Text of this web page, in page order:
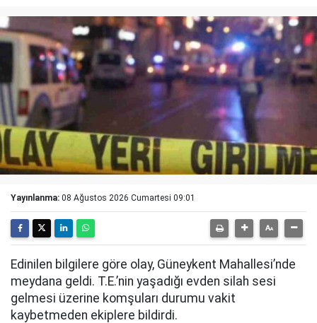
Yayınlanma: 08 Ağustos 2026 Cumartesi 09:01
Edinilen bilgilere göre olay, Güneykent Mahallesi’nde
meydana geldi. T.E.’nin yaşadığı evden silah sesi
gelmesi üzerine komşuları durumu vakit
kaybetmeden ekiplere bildirdi.